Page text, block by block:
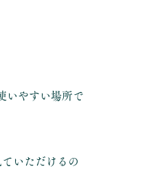
いやすい場所で
いただけるの